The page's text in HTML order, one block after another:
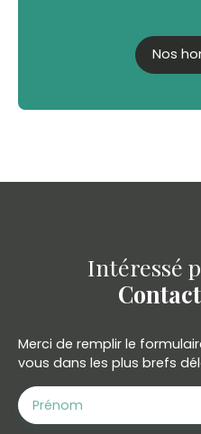
Nos
Intéressé
Merci de remplir le
vous dans les plus brefs
Prénom